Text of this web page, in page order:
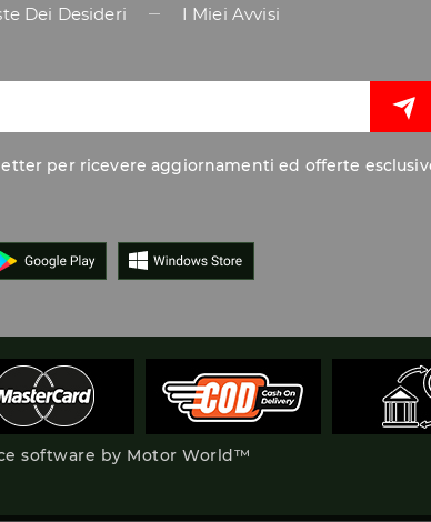
Dei Desideri
I Miei Avvisi
per ricevere aggiornamenti ed offerte
software by Motor World™